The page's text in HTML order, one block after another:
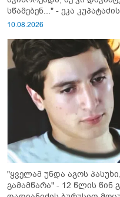
სწამებენ..." - ეკა
10.08.2026
"ყველამ უნდა აგოს
გამამწარა" - 12 წლის წინ გაუჩინარებული გურიკა